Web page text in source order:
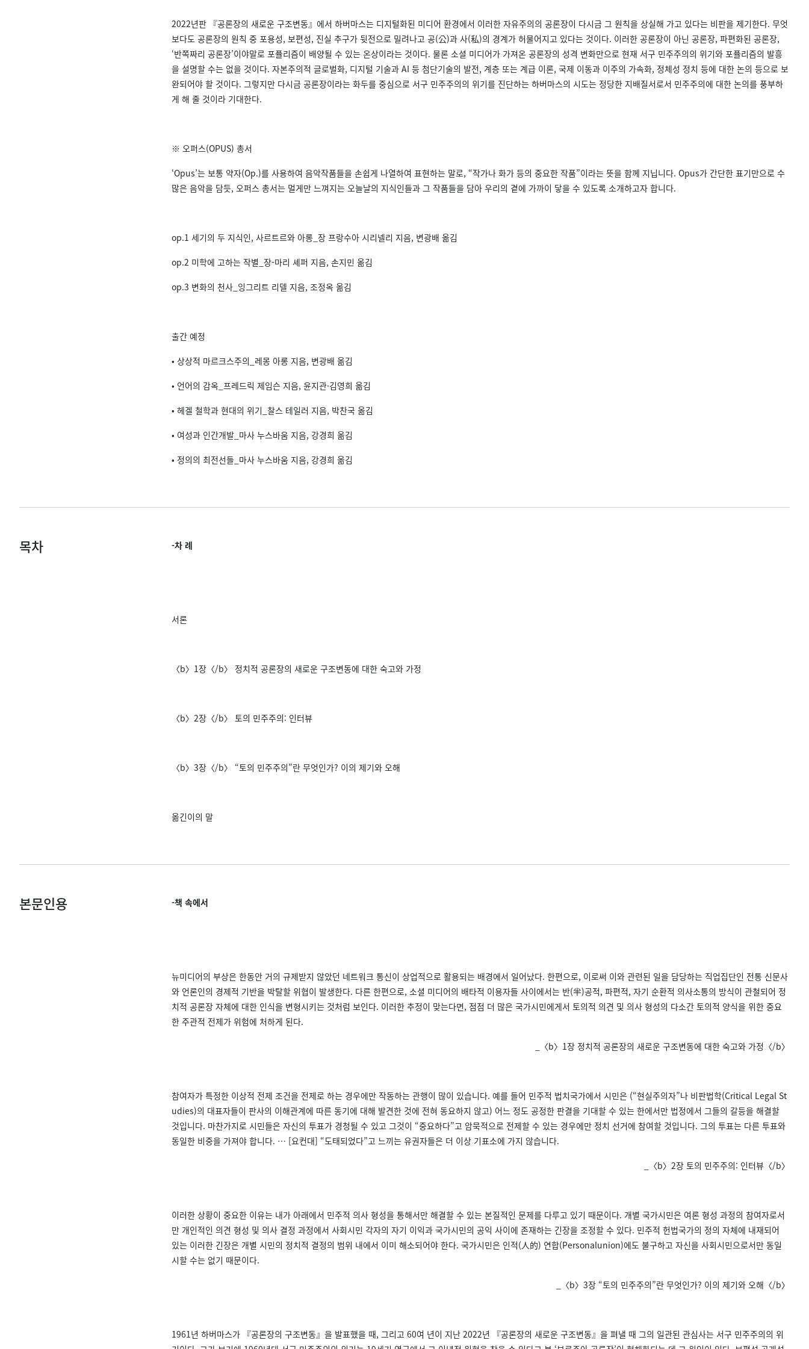
2022년판 『공론장의 새로운 구조변동』에서 하버마스는 디지털화된 미디어 환경에서 이러한 자유주의의 공론장이 다시금 그 원칙을 상실해 가고 있다는 비판을 제기한다. 무엇
보다도 공론장의 원칙 중 포용성, 보편성, 진실 추구가 뒷전으로 밀려나고 공(公)과 사(私)의 경계가 허물어지고 있다는 것이다. 이러한 공론장이 아닌 공론장, 파편화된 공론장,
‘반쪽짜리 공론장’이야말로 포퓰리즘이 배양될 수 있는 온상이라는 것이다. 물론 소셜 미디어가 가져온 공론장의 성격 변화만으로 현재 서구 민주주의의 위기와 포퓰리즘의 발흥
을 설명할 수는 없을 것이다. 자본주의적 글로벌화, 디지털 기술과 AI 등 첨단기술의 발전, 계층 또는 계급 이론, 국제 이동과 이주의 가속화, 정체성 정치 등에 대한 논의 등으로 보
완되어야 할 것이다. 그렇지만 다시금 공론장이라는 화두를 중심으로 서구 민주주의의 위기를 진단하는 하버마스의 시도는 정당한 지배질서로서 민주주의에 대한 논의를 풍부하
게 해 줄 것이라 기대한다.
※ 오퍼스(OPUS) 총서
‘Opus’는 보통 약자(Op.)를 사용하여 음악작품들을 손쉽게 나열하여 표현하는 말로, “작가나 화가 등의 중요한 작품”이라는 뜻을 함께 지닙니다. Opus가 간단한 표기만으로 수
많은 음악을 담듯, 오퍼스 총서는 멀게만 느껴지는 오늘날의 지식인들과 그 작품들을 담아 우리의 곁에 가까이 닿을 수 있도록 소개하고자 합니다.
op.1 세기의 두 지식인, 사르트르와 아롱_장 프랑수아 시리넬리 지음, 변광배 옮김
op.2 미학에 고하는 작별_장-마리 셰퍼 지음, 손지민 옮김
op.3 변화의 천사_잉그리트 리델 지음, 조정옥 옮김
출간 예정
• 상상적 마르크스주의_레몽 아롱 지음, 변광배 옮김
• 언어의 감옥_프레드릭 제임슨 지음, 윤지관·김영희 옮김
• 헤겔 철학과 현대의 위기_찰스 테일러 지음, 박찬국 옮김
• 여성과 인간개발_마사 누스바움 지음, 강경희 옮김
• 정의의 최전선들_마사 누스바움 지음, 강경희 옮김
목차 -차 례
서론
〈b〉1장〈/b〉 정치적 공론장의 새로운 구조변동에 대한 숙고와 가정
〈b〉2장〈/b〉 토의 민주주의: 인터뷰
〈b〉3장〈/b〉 “토의 민주주의”란 무엇인가? 이의 제기와 오해
옮긴이의 말
본문인용 -책 속에서
뉴미디어의 부상은 한동안 거의 규제받지 않았던 네트워크 통신이 상업적으로 활용되는 배경에서 일어났다. 한편으로, 이로써 이와 관련된 일을 담당하는 직업집단인 전통 신문사
와 언론인의 경제적 기반을 박탈할 위협이 발생한다. 다른 한편으로, 소셜 미디어의 배타적 이용자들 사이에서는 반(半)공적, 파편적, 자기 순환적 의사소통의 방식이 관철되어 정
치적 공론장 자체에 대한 인식을 변형시키는 것처럼 보인다. 이러한 추정이 맞는다면, 점점 더 많은 국가시민에게서 토의적 의견 및 의사 형성의 다소간 토의적 양식을 위한 중요
한 주관적 전제가 위험에 처하게 된다.
_〈b〉1장 정치적 공론장의 새로운 구조변동에 대한 숙고와 가정〈/b〉
참여자가 특정한 이상적 전제 조건을 전제로 하는 경우에만 작동하는 관행이 많이 있습니다. 예를 들어 민주적 법치국가에서 시민은 (“현실주의자”나 비판법학(Critical Legal St
udies)의 대표자들이 판사의 이해관계에 따른 동기에 대해 발견한 것에 전혀 동요하지 않고) 어느 정도 공정한 판결을 기대할 수 있는 한에서만 법정에서 그들의 갈등을 해결할
것입니다. 마찬가지로 시민들은 자신의 투표가 경청될 수 있고 그것이 “중요하다”고 암묵적으로 전제할 수 있는 경우에만 정치 선거에 참여할 것입니다. 그의 투표는 다른 투표와
동일한 비중을 가져야 합니다. … [요컨대] “도태되었다”고 느끼는 유권자들은 더 이상 기표소에 가지 않습니다.
_〈b〉2장 토의 민주주의: 인터뷰〈/b〉
이러한 상황이 중요한 이유는 내가 아래에서 민주적 의사 형성을 통해서만 해결할 수 있는 본질적인 문제를 다루고 있기 때문이다. 개별 국가시민은 여론 형성 과정의 참여자로서
만 개인적인 의견 형성 및 의사 결정 과정에서 사회시민 각자의 자기 이익과 국가시민의 공익 사이에 존재하는 긴장을 조정할 수 있다. 민주적 헌법국가의 정의 자체에 내재되어
있는 이러한 긴장은 개별 시민의 정치적 결정의 범위 내에서 이미 해소되어야 한다. 국가시민은 인적(人的) 연합(Personalunion)에도 불구하고 자신을 사회시민으로서만 동일
시할 수는 없기 때문이다.
_〈b〉3장 “토의 민주주의”란 무엇인가? 이의 제기와 오해〈/b〉
1961년 하버마스가 『공론장의 구조변동』을 발표했을 때, 그리고 60여 년이 지난 2022년 『공론장의 새로운 구조변동』을 펴낼 때 그의 일관된 관심사는 서구 민주주의의 위